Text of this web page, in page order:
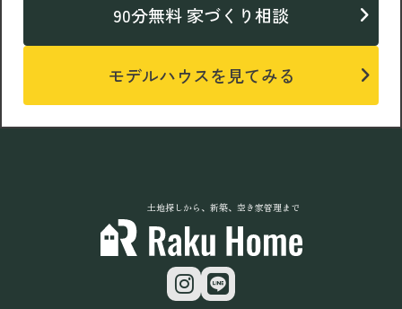
90分無料 家づくり相談
モデルハウスを見てみる
土地探しから、新築、空き家管理まで